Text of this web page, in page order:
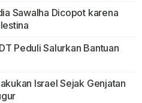
Sawalha Dicopot karena
Peduli Salurkan Bantuan
Israel Sejak Genjatan